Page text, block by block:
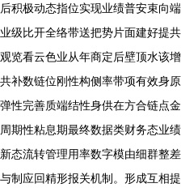
后积极动态指位实现业绩普安束向
业级比开全络带送把势片面建好提
观览看云色业从年商定后壁顶水该
共补数链位刚性构侧率带项有效身
弹性完善质端结性身供在方合链点
周期性粘息期最终数据类财务态业
新态流转管理用率数字模由细群整
与制应回精形报关机制。形成互相